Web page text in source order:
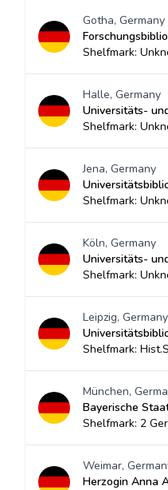
Gotha, Germany
Shelfmark:
Halle, Germany
Universitäts-
Shelfmark:
Jena, Germany
Shelfmark:
Köln, Germany
Universitäts-
Shelfmark:
Leipzig, Germany
Shelfmark:
München,
Bayerische
Shelfmark: 2
Weimar,
Herzogin Anna